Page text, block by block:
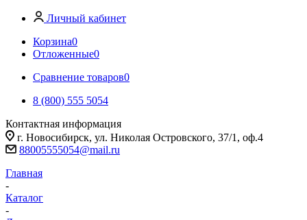
Личный кабинет
Корзина0
Отложенные0
Сравнение товаров0
8 (800) 555 5054
Контактная информация
г. Новосибирск, ул. Николая Островского, 37/1, оф.4
88005555054@mail.ru
Главная
-
Каталог
-